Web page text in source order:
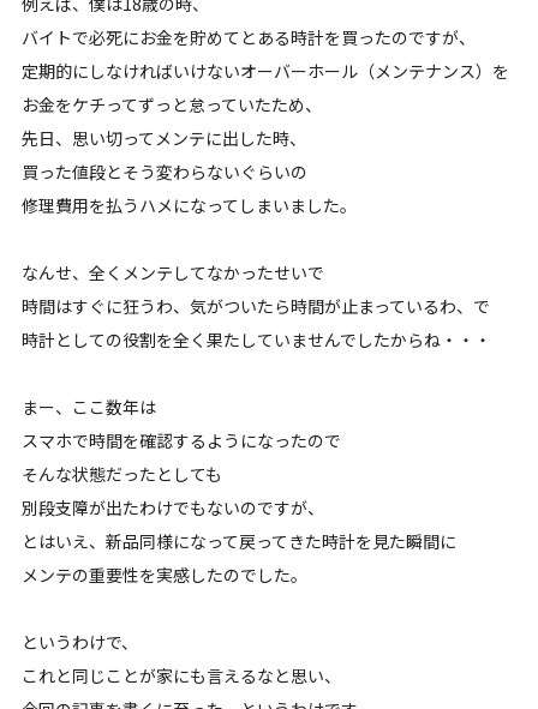
バイトで必死にお金を貯めてとある時計を買ったのですが、
定期的にしなければいけないオーバーホール（メンテナンス）を
お金をケチってずっと怠っていたため、
先日、思い切ってメンテに出した時、
買った値段とそう変わらないぐらいの
修理費用を払うハメになってしまいました。
なんせ、全くメンテしてなかったせいで
時間はすぐに狂うわ、気がついたら時間が止まっているわ、で
時計としての役割を全く果たしていませんでしたからね・・・
まー、ここ数年は
スマホで時間を確認するようになったので
そんな状態だったとしても
別段支障が出たわけでもないのですが、
とはいえ、新品同様になって戻ってきた時計を見た瞬間に
メンテの重要性を実感したのでした。
というわけで、
これと同じことが家にも言えるなと思い、